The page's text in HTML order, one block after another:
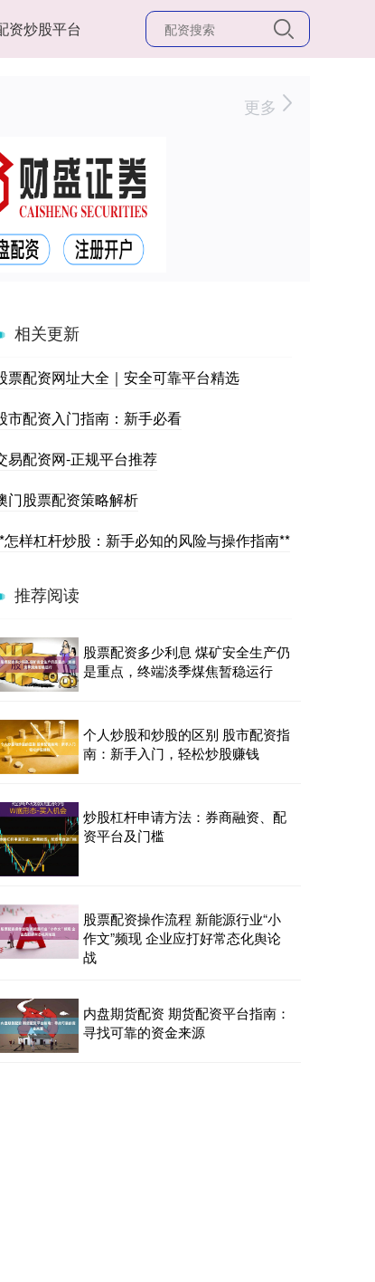
资炒股平台
更多
相关更新
票配资网址大全｜安全可靠平台精选
市配资入门指南：新手必看
易配资网-正规平台推荐
门股票配资策略解析
怎样杠杆炒股：新手必知的风险与操作指南**
推荐阅读
股票配资多少利息 煤矿安全生产仍
是重点，终端淡季煤焦暂稳运行
个人炒股和炒股的区别 股市配资指
南：新手入门，轻松炒股赚钱
炒股杠杆申请方法：券商融资、配
资平台及门槛
股票配资操作流程 新能源行业“小
作文”频现 企业应打好常态化舆论
战
内盘期货配资 期货配资平台指南：
寻找可靠的资金来源